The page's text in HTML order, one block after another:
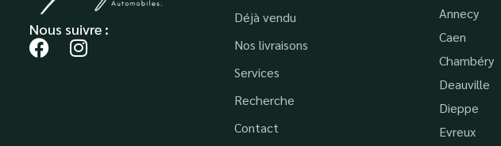
Nous suivre :
Déjà vendu
Nos livraisons
Services
Recherche
Contact
Annecy
Caen
Chambéry
Deauville
Dieppe
Evreux